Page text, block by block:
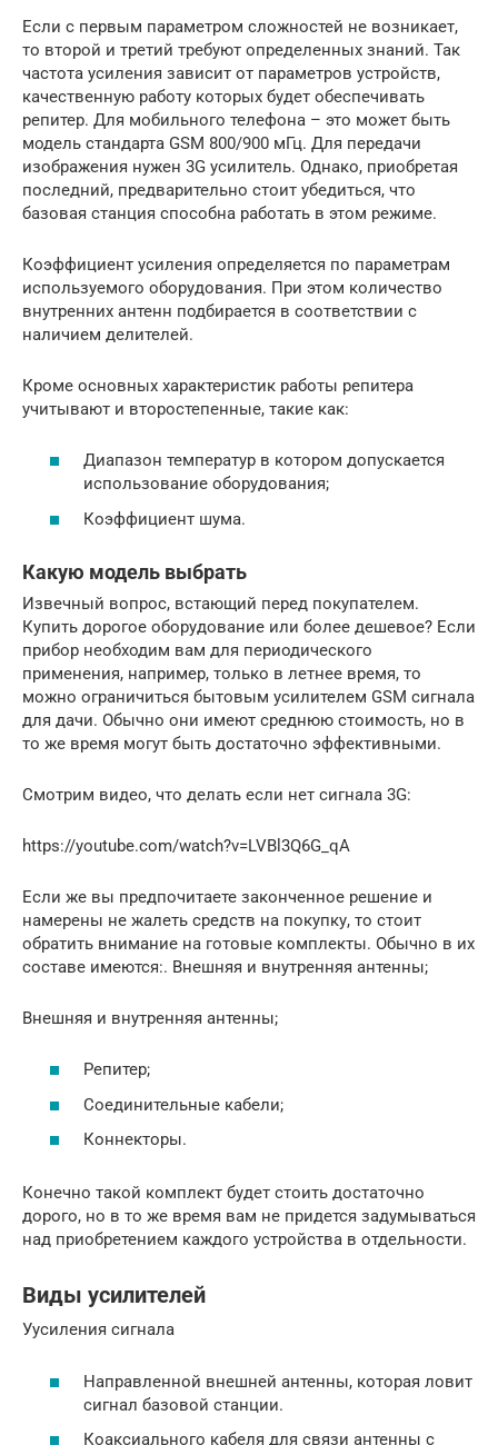
Если с первым параметром сложностей не возникает,
то второй и третий требуют определенных знаний. Так
частота усиления зависит от параметров устройств,
качественную работу которых будет обеспечивать
репитер. Для мобильного телефона – это может быть
модель стандарта GSM 800/900 мГц. Для передачи
изображения нужен 3G усилитель. Однако, приобретая
последний, предварительно стоит убедиться, что
базовая станция способна работать в этом режиме.
Коэффициент усиления определяется по параметрам
используемого оборудования. При этом количество
внутренних антенн подбирается в соответствии с
наличием делителей.
Кроме основных характеристик работы репитера
учитывают и второстепенные, такие как:
Диапазон температур в котором допускается
использование оборудования;
Коэффициент шума.
Какую модель выбрать
Извечный вопрос, встающий перед покупателем.
Купить дорогое оборудование или более дешевое? Если
прибор необходим вам для периодического
применения, например, только в летнее время, то
можно ограничиться бытовым усилителем GSM сигнала
для дачи. Обычно они имеют среднюю стоимость, но в
то же время могут быть достаточно эффективными.
Смотрим видео, что делать если нет сигнала 3G:
https://youtube.com/watch?v=LVBl3Q6G_qA
Если же вы предпочитаете законченное решение и
намерены не жалеть средств на покупку, то стоит
обратить внимание на готовые комплекты. Обычно в их
составе имеются:. Внешняя и внутренняя антенны;
Внешняя и внутренняя антенны;
Репитер;
Соединительные кабели;
Коннекторы.
Конечно такой комплект будет стоить достаточно
дорого, но в то же время вам не придется задумываться
над приобретением каждого устройства в отдельности.
Виды усилителей
Уусиления сигнала
Направленной внешней антенны, которая ловит
сигнал базовой станции.
Коаксиального кабеля для связи антенны с